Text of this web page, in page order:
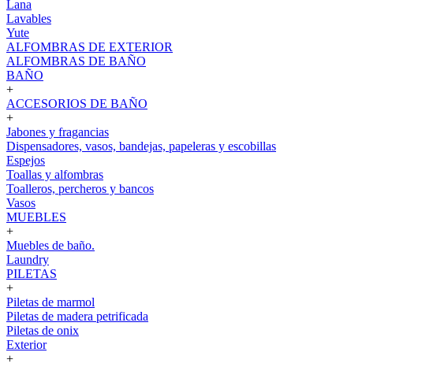
Lana
Lavables
Yute
ALFOMBRAS DE EXTERIOR
ALFOMBRAS DE BAÑO
BAÑO
+
ACCESORIOS DE BAÑO
+
Jabones y fragancias
Dispensadores, vasos, bandejas, papeleras y escobillas
Espejos
Toallas y alfombras
Toalleros, percheros y bancos
Vasos
MUEBLES
+
Muebles de baño.
Laundry
PILETAS
+
Piletas de marmol
Piletas de madera petrificada
Piletas de onix
Exterior
+